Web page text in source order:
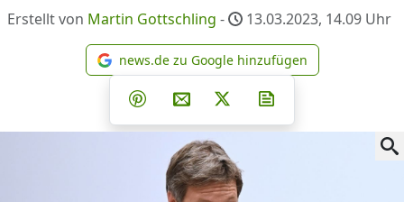
Erstellt von Martin Gottschling - 13.03.2023, 14.09 Uhr
news.de zu Google
news.de zu Google hinzufügen
Teilen auf Facebook
Teilen auf Whatsapp
Teilen auf Telegram
Teilen auf Pinterest
Per E-Mail teilen
Post auf X